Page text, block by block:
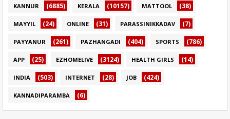
KANNUR (6885) KERALA (10157) MATTOOL (38)
MAYYIL (24) ONLINE (31) PARASSINIKKADAV (7)
PAYYANUR (261) PAZHANGADI (404) SPORTS (786)
APP (25) EZHOMELIVE (3124) HEALTH GIRLS (14)
INDIA (503) INTERNET (28) JOB (424)
KANNADIPARAMBA (6)